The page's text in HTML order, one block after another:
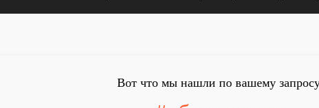
Вот что мы нашли по вашему